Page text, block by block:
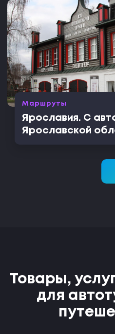
Маршруты
Ярославия. С
Ярославской
Товары,
для